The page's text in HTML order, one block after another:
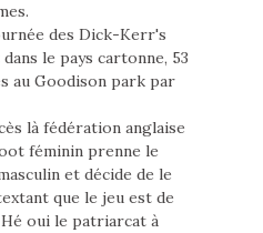
des Dick-Kerr's
le pays cartonne, 53
au Goodison park par
là fédération anglaise
féminin prenne le
et décide de le
que le jeu est de
oui le patriarcat à